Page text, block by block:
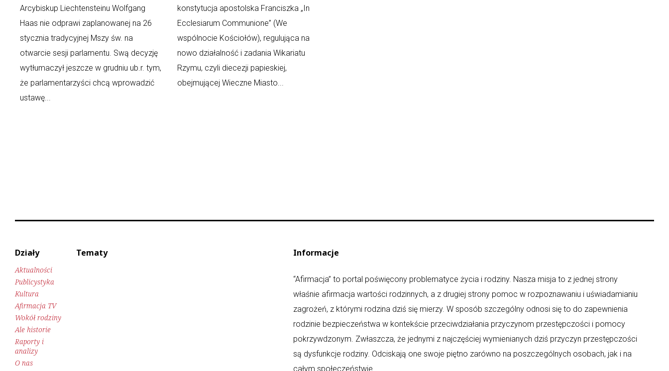
Arcybiskup Liechtensteinu Wolfgang
Haas nie odprawi zaplanowanej na 26
stycznia tradycyjnej Mszy św. na
otwarcie sesji parlamentu. Swą decyzję
wytłumaczył jeszcze w grudniu ub.r. tym,
że parlamentarzyści chcą wprowadzić
ustawę...
konstytucja apostolska Franciszka „In
Ecclesiarum Communione” (We
wspólnocie Kościołów), regulująca na
nowo działalność i zadania Wikariatu
Rzymu, czyli diecezji papieskiej,
obejmującej Wieczne Miasto...
Działy
Aktualności
Publicystyka
Kultura
Afirmacja TV
Wokół rodziny
Ale historie
Raporty i
analizy
O nas
Tematy Informacje
“Afirmacja” to portal poświęcony problematyce życia i rodziny. Nasza misja to z jednej strony
właśnie afirmacja wartości rodzinnych, a z drugiej strony pomoc w rozpoznawaniu i uświadamianiu
zagrożeń, z którymi rodzina dziś się mierzy. W sposób szczególny odnosi się to do zapewnienia
rodzinie bezpieczeństwa w kontekście przeciwdziałania przyczynom przestępczości i pomocy
pokrzywdzonym. Zwłaszcza, że jednymi z najczęściej wymienianych dziś przyczyn przestępczości
są dysfunkcje rodziny. Odciskają one swoje piętno zarówno na poszczególnych osobach, jak i na
całym społeczeństwie.